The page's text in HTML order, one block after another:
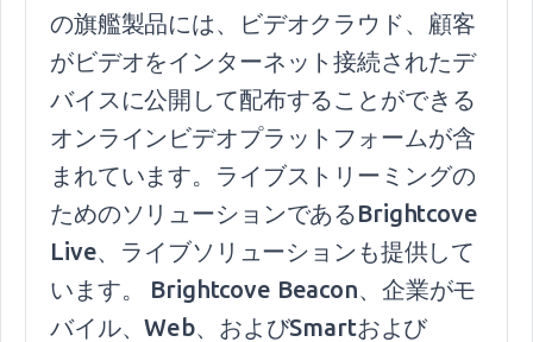
の旗艦製品には、ビデオクラウド、顧客
がビデオをインターネット接続されたデ
バイスに公開して配布することができる
オンラインビデオプラットフォームが含
まれています。ライブストリーミングの
ためのソリューションであるBrightcove
Live、ライブソリューションも提供して
います。 Brightcove Beacon、企業がモ
バイル、Web、およびSmartおよび